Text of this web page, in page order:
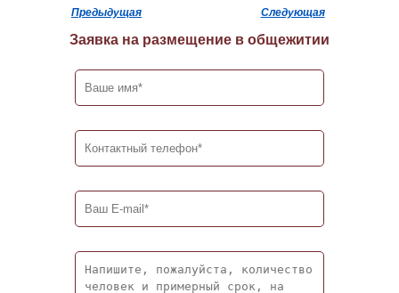
Предыдущая Следующая
Заявка на размещение в общежитии